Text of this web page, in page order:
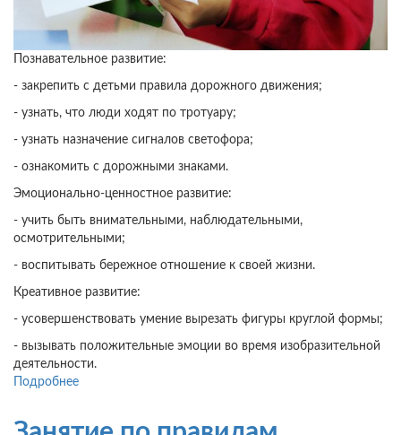
Познавательное развитие:
- закрепить с детьми правила дорожного движения;
- узнать, что люди ходят по тротуару;
- узнать назначение сигналов светофора;
- ознакомить с дорожными знаками.
Эмоционально-ценностное развитие:
- учить быть внимательными, наблюдательными,
осмотрительными;
- воспитывать бережное отношение к своей жизни.
Креативное развитие:
- усовершенствовать умение вырезать фигуры круглой формы;
- вызывать положительные эмоции во время изобразительной
деятельности.
Подробнее